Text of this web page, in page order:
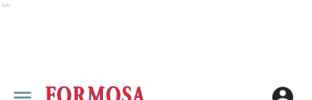
Ads